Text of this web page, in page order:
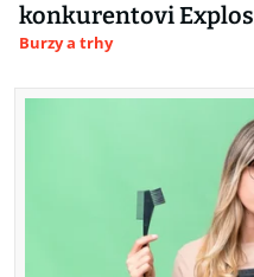
konkurentovi
Burzy a trhy